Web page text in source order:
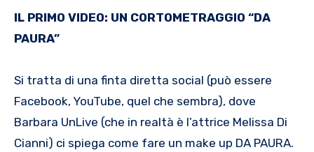
IL PRIMO VIDEO: UN CORTOMETRAGGIO “DA
PAURA”
Si tratta di una finta diretta social (può essere
Facebook, YouTube, quel che sembra), dove
Barbara UnLive (che in realtà è l’attrice Melissa Di
Cianni) ci spiega come fare un make up DA PAURA.